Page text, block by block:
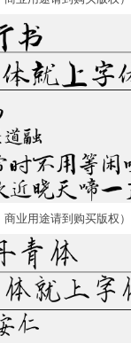
业用途请到购买版权）